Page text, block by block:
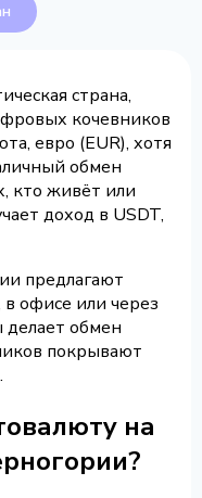
страна,
кочевников
евро (EUR), хотя
обмен
кто живёт или
доход в USDT,
предлагают
офисе или через
делает обмен
покрывают
на